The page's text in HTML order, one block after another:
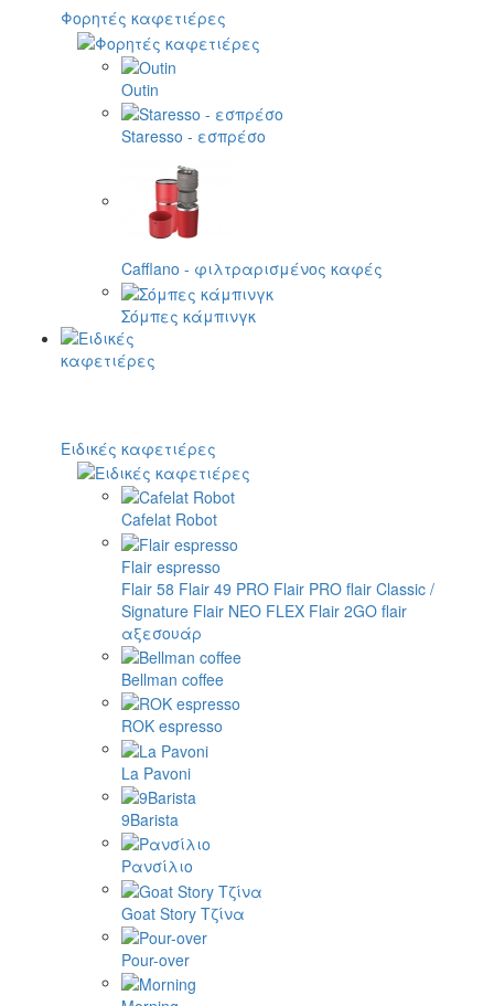
Φορητές καφετιέρες
Outin
Staresso - εσπρέσο
Cafflano - φιλτραρισμένος καφές
Σόμπες κάμπινγκ
Ειδικές καφετιέρες
Cafelat Robot
Flair espresso
Flair 58 Flair 49 PRO Flair PRO flair Classic /
Signature Flair NEO FLEX Flair 2GO flair
αξεσουάρ
Bellman coffee
ROK espresso
La Pavoni
9Barista
Ρανσίλιο
Goat Story Τζίνα
Pour-over